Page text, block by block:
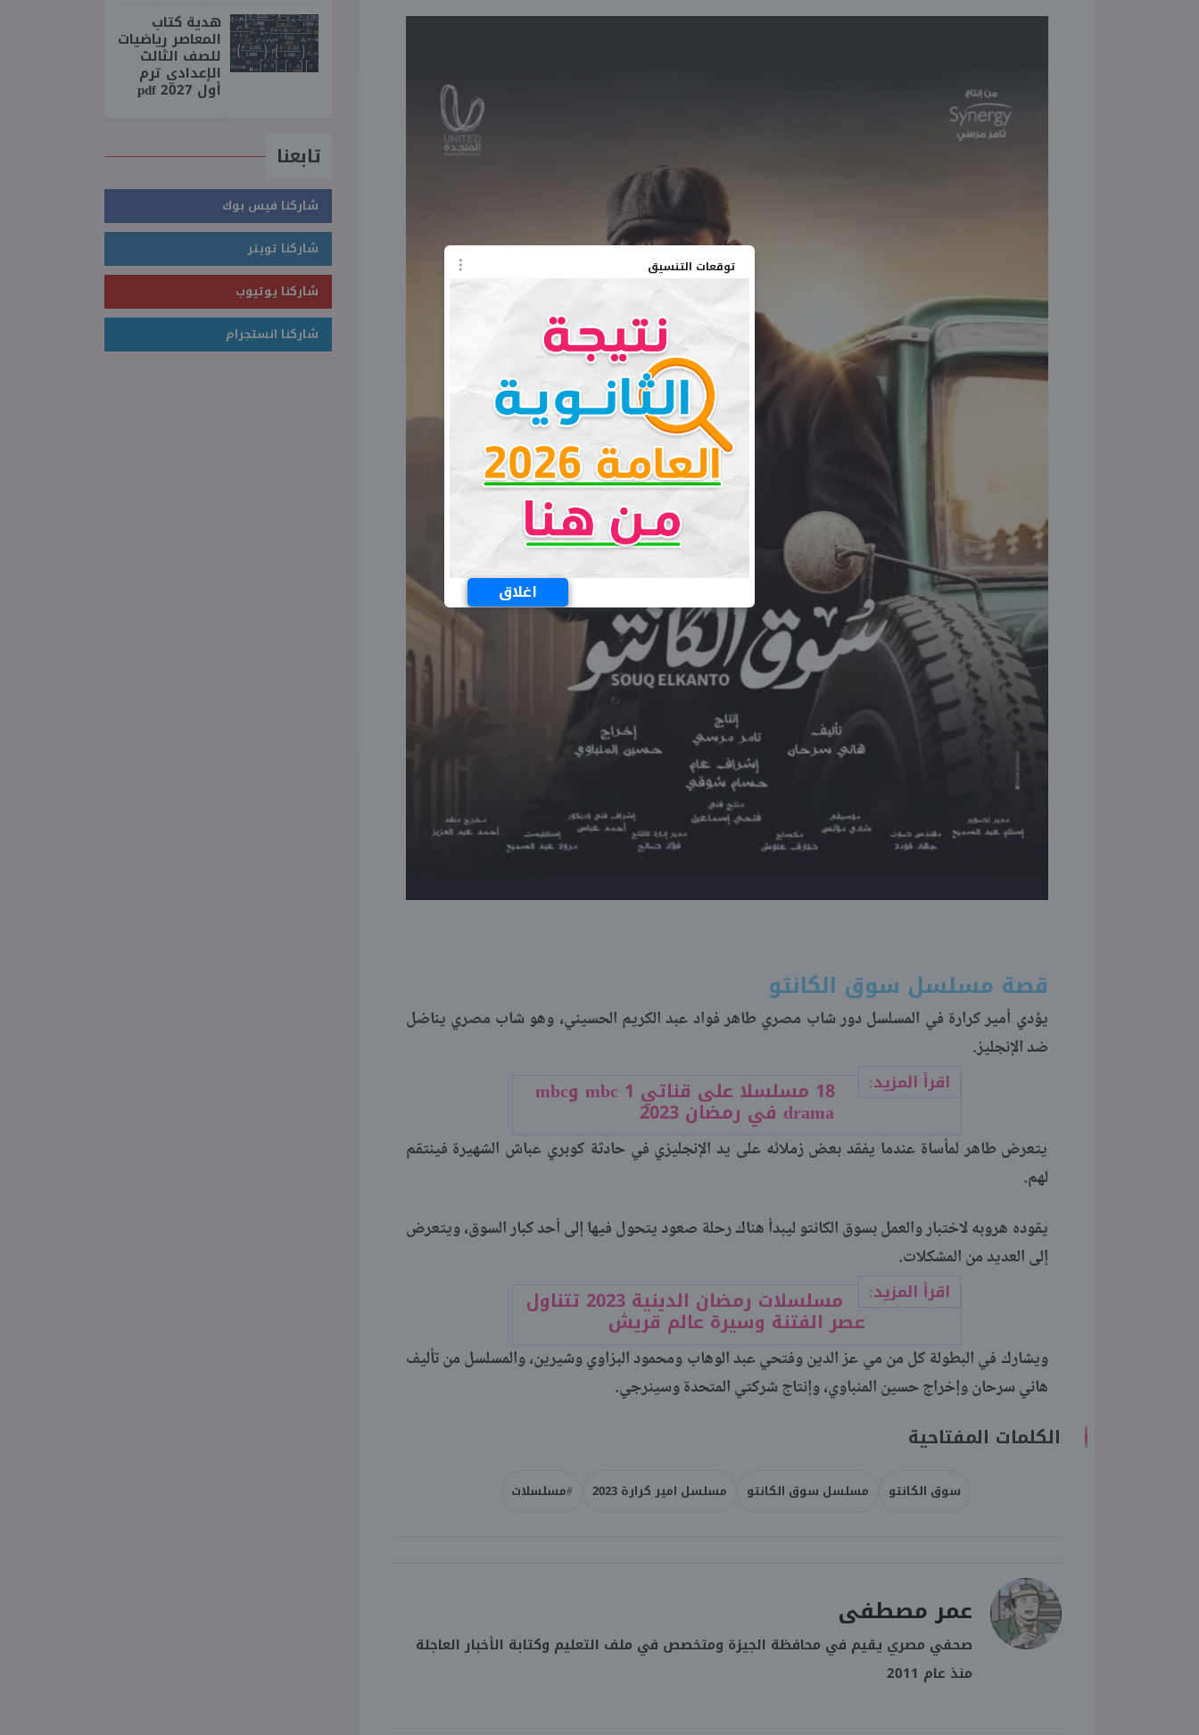
توقعات التنسيق
اغلاق
قصة مسلسل سوق الكانتو
يؤدي أمير كرارة في المسلسل دور شاب مصري طاهر فواد عبد الكريم الحسيني، وهو شاب مصري يناضل
ضد الإنجليز.
اقرأ المزيد:
18 مسلسلا على قناتي mbc 1 وmbc
drama في رمضان 2023
يتعرض طاهر لمأساة عندما يفقد بعض زملائه على يد الإنجليزي في حادثة كوبري عباش الشهيرة فينتقم
لهم.
يقوده هروبه لاختبار والعمل بسوق الكانتو ليبدأ هناك رحلة صعود يتحول فيها إلى أحد كبار السوق، ويتعرض
إلى العديد من المشكلات.
اقرأ المزيد:
مسلسلات رمضان الدينية 2023 تتناول
عصر الفتنة وسيرة عالم قريش
ويشارك في البطولة كل من مي عز الدين وفتحي عبد الوهاب ومحمود البزاوي وشيرين، والمسلسل من تأليف
هاني سرحان وإخراج حسين المنباوي، وإنتاج شركتي المتحدة وسينرجي.
الكلمات المفتاحية
سوق الكانتو مسلسل سوق الكانتو مسلسل امير كرارة 2023 #مسلسلات
عمر مصطفى
صحفي مصري يقيم في محافظة الجيزة ومتخصص في ملف التعليم وكتابة الأخبار العاجلة
منذ عام 2011
هدية كتاب
المعاصر رياضيات
للصف الثالث
الإعدادي ترم
أول 2027 pdf
تابعنا
شاركنا فيس بوك
شاركنا تويتر
شاركنا يوتيوب
شاركنا انستجرام